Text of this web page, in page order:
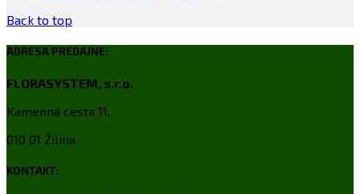
Back to top
ADRESA PREDAJNE:
FLORASYSTEM, s.r.o.
Kamenná cesta 11,
010 01 Žilina
KONTAKT: